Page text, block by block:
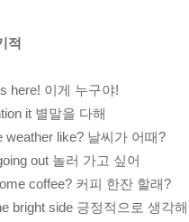
적
here! 이게 누구야!
it 별말을 다해
weather like? 날씨가 어때?
out 놀러 가고 싶어
coffee? 커피 한잔 할래?
bright side 긍정적으로 생각해